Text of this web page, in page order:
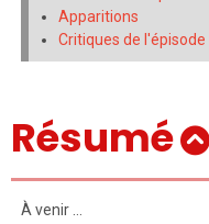
Apparitions
Critiques de l'épisode
Résumé
À venir …